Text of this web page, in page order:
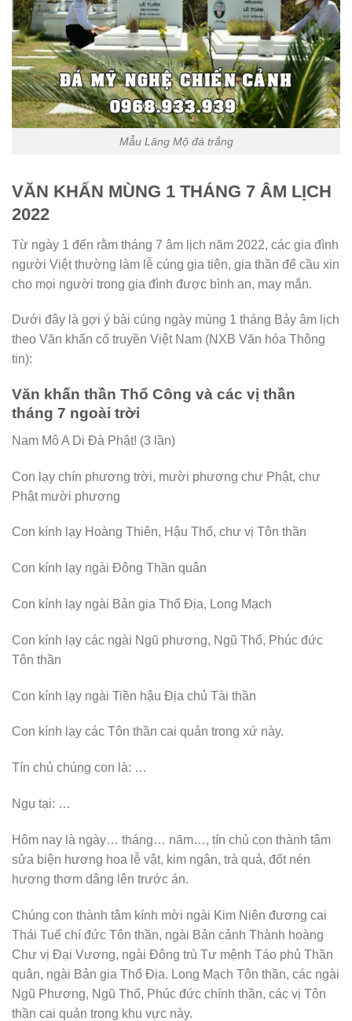
Mẫu Lăng Mộ đá trắng
VĂN KHẤN MÙNG 1 THÁNG 7 ÂM LỊCH
2022
Từ ngày 1 đến rằm tháng 7 âm lịch năm 2022, các gia đình
người Việt thường làm lễ cúng gia tiên, gia thần để cầu xin
cho mọi người trong gia đình được bình an, may mắn.
Dưới đây là gợi ý bài cúng ngày mùng 1 tháng Bảy âm lịch
theo Văn khấn cổ truyền Việt Nam (NXB Văn hóa Thông
tin):
Văn khấn thần Thổ Công và các vị thần
tháng 7 ngoài trời
Nam Mô A Di Đà Phật! (3 lần)
Con lạy chín phương trời, mười phương chư Phật, chư
Phật mười phương
Con kính lạy Hoàng Thiên, Hậu Thổ, chư vị Tôn thần
Con kính lạy ngài Đông Thần quân
Con kính lạy ngài Bản gia Thổ Địa, Long Mạch
Con kính lạy các ngài Ngũ phương, Ngũ Thổ, Phúc đức
Tôn thần
Con kính lạy ngài Tiền hậu Địa chủ Tài thần
Con kính lạy các Tôn thần cai quản trong xứ này.
Tín chủ chúng con là: …
Ngụ tại: …
Hôm nay là ngày… tháng… năm…, tín chủ con thành tâm
sửa biện hương hoa lễ vật, kim ngân, trà quả, đốt nén
hương thơm dâng lên trước án.
Chúng con thành tâm kính mời ngài Kim Niên đương cai
Thái Tuế chí đức Tôn thần, ngài Bản cảnh Thành hoàng
Chư vị Đại Vương, ngài Đông trù Tư mệnh Táo phủ Thần
quân, ngài Bản gia Thổ Địa. Long Mạch Tôn thần, các ngài
Ngũ Phương, Ngũ Thổ, Phúc đức chính thần, các vị Tôn
thần cai quản trong khu vực này.